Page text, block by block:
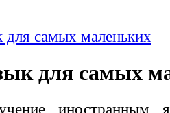
для самых маленьких
для самых
иностранным